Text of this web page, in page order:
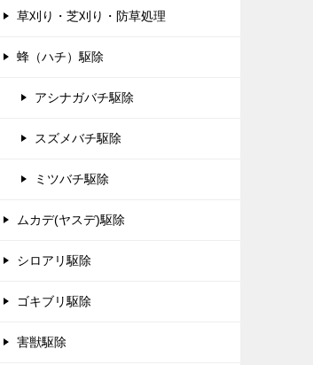
草刈り・芝刈り・防草処理
蜂（ハチ）駆除
アシナガバチ駆除
スズメバチ駆除
ミツバチ駆除
ムカデ(ヤスデ)駆除
シロアリ駆除
ゴキブリ駆除
害獣駆除